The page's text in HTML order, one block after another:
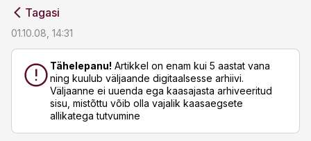
Tagasi
01.10.08, 14:31
Tähelepanu! Artikkel on enam kui 5 aastat vana
ning kuulub väljaande digitaalsesse arhiivi.
Väljaanne ei uuenda ega kaasajasta arhiveeritud
sisu, mistõttu võib olla vajalik kaasaegsete
allikatega tutvumine